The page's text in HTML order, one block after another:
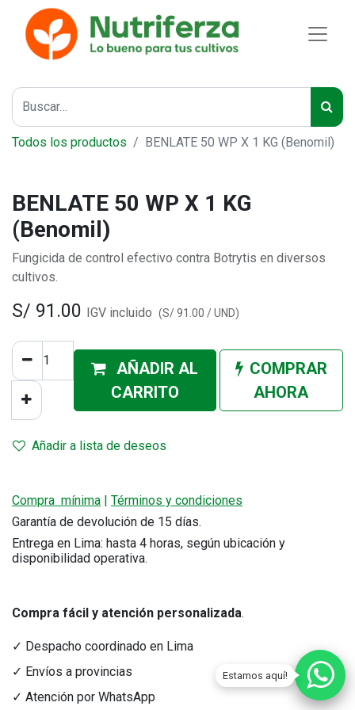
Estamos aquí!
Todos los productos BENLATE 50 WP X 1 KG (Benomil)
BENLATE 50 WP X 1 KG
(Benomil)
Fungicida de control efectivo contra Botrytis en diversos
cultivos.
S/ 91.00 IGV incluido (S/91.00 /UND)
AÑADIR AL
CARRITO
COMPRAR
AHORA
Añadir a lista de deseos
Compra mínima | Términos y condiciones
Garantía de devolución de 15 días.
Entrega en Lima: hasta 4 horas, según ubicación y
disponibilidad operativa.
Compra fácil y atención personalizada.
✓ Despacho coordinado en Lima
✓ Envíos a provincias
✓ Atención por WhatsApp